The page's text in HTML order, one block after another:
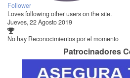
Follower
Loves following other users on the site.
Jueves, 22 Agosto 2019
No hay Reconocimientos por el momento
Patrocinadores